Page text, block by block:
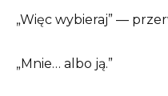
„Więc wybieraj” —
„Mnie… albo ją.”